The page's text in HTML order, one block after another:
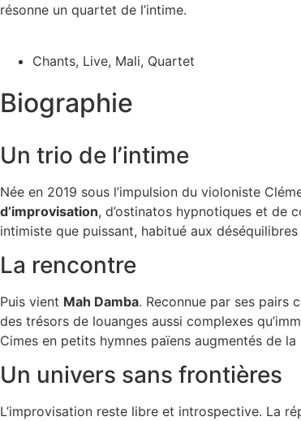
résonne un quartet de l’intime.
Chants, Live, Mali, Quartet
Biographie
Un trio de l’intime
Née en 2019 sous l’impulsion du violoniste
d’improvisation, d’ostinatos hypnotiques et de
intimiste que puissant, habitué aux
La rencontre
Puis vient Mah Damba. Reconnue par ses pairs
des trésors de louanges aussi complexes
Cimes en petits hymnes païens augmentés de
Un univers sans frontières
L’improvisation reste libre et introspective. La